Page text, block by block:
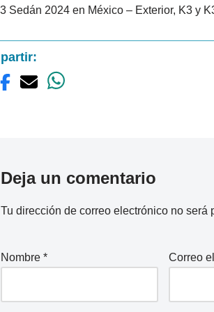
Sedán 2024 en México – Exterior, K3 y
Deja un comentario
Tu dirección de correo electrónico no será
Nombre * Correo